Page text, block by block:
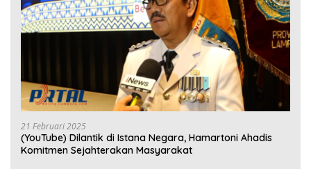
21 Februari 2025
(YouTube) Dilantik di Istana Negara, Hamartoni Ahadis
Komitmen Sejahterakan Masyarakat